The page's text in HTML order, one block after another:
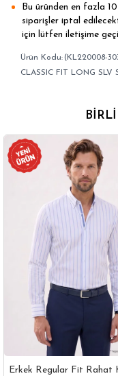
Bu üründen en fazla
siparişler iptal
için lütfen iletişime
(KL220008-
CLASSIC FIT LONG SLV
Erkek Regular Fit Rahat